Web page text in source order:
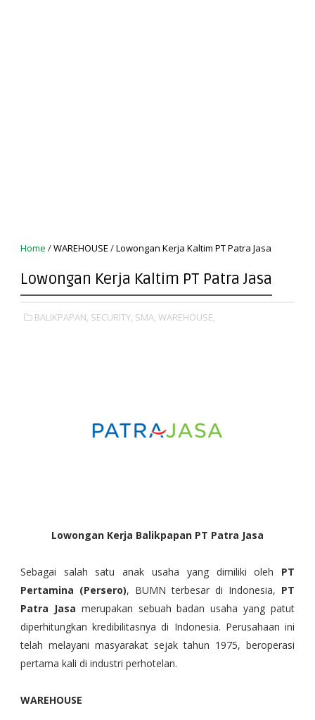
Home /WAREHOUSE /Lowongan Kerja Kaltim PT Patra Jasa
Lowongan Kerja Kaltim PT Patra Jasa
BALIKPAPAN, SECURITY, SMA, WAREHOUSE,
Lowongan Kerja Balikpapan PT Patra Jasa
Sebagai salah satu anak usaha yang dimiliki oleh PT
Pertamina (Persero), BUMN terbesar di Indonesia, PT
Patra Jasa merupakan sebuah badan usaha yang patut
diperhitungkan kredibilitasnya di Indonesia. Perusahaan ini
telah melayani masyarakat sejak tahun 1975, beroperasi
pertama kali di industri perhotelan.
WAREHOUSE